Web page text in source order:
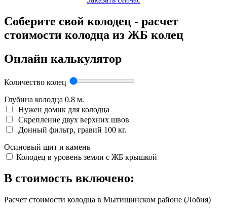
Соберите свой колодец - расчет
стоимости колодца из ЖБ колец
Онлайн калькулятор
Количество колец
Глубина колодца 0.8 м.
Нужен домик для колодца
Скрепление двух верхних швов
Донный фильтр, гравий 100 кг.
Осиновый щит и камень
Колодец в уровень земли с ЖБ крышкой
В стоимость включено:
Расчет стоимости колодца в Мытищинском районе (Лобня)